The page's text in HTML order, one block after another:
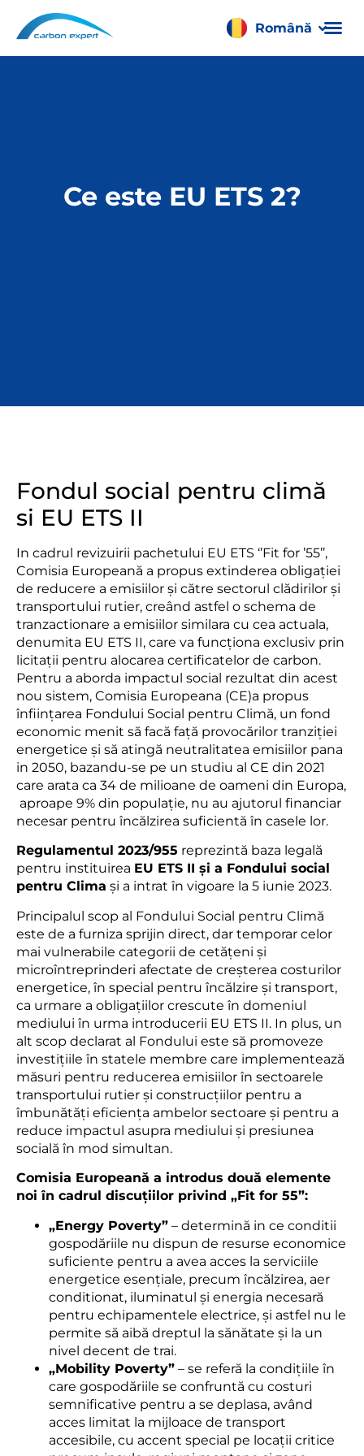
Română
Français
Ce este EU ETS 2?
Fondul social pentru climă
si EU ETS II
In cadrul revizuirii pachetului EU ETS ‘’Fit for ’55’’,
Comisia Europeană a propus extinderea obligației
de reducere a emisiilor și către sectorul clădirilor și
transportului rutier, creând astfel o schema de
tranzactionare a emisiilor similara cu cea actuala,
denumita EU ETS II, care va funcționa exclusiv prin
licitații pentru alocarea certificatelor de carbon.
Pentru a aborda impactul social rezultat din acest
nou sistem, Comisia Europeana (CE)a propus
înființarea Fondului Social pentru Climă, un fond
economic menit să facă față provocărilor tranziției
energetice și să atingă neutralitatea emisiilor pana
in 2050, bazandu-se pe un studiu al CE din 2021
care arata ca 34 de milioane de oameni din Europa,
aproape 9% din populație, nu au ajutorul financiar
necesar pentru încălzirea suficientă în casele lor.
Regulamentul 2023/955 reprezintă baza legală
pentru instituirea EU ETS II și a Fondului social
pentru Clima și a intrat în vigoare la 5 iunie 2023.
Principalul scop al Fondului Social pentru Climă
este de a furniza sprijin direct, dar temporar celor
mai vulnerabile categorii de cetățeni și
microîntreprinderi afectate de creșterea costurilor
energetice, în special pentru încălzire și transport,
ca urmare a obligațiilor crescute în domeniul
mediului în urma introducerii EU ETS II. In plus, un
alt scop declarat al Fondului este să promoveze
investițiile în statele membre care implementează
măsuri pentru reducerea emisiilor în sectoarele
transportului rutier și construcțiilor pentru a
îmbunătăți eficiența ambelor sectoare și pentru a
reduce impactul asupra mediului și presiunea
socială în mod simultan.
Comisia Europeană a introdus două elemente
noi în cadrul discuțiilor privind „Fit for 55”:
„Energy Poverty” – determină in ce conditii
gospodăriile nu dispun de resurse economice
suficiente pentru a avea acces la serviciile
energetice esențiale, precum încălzirea, aer
conditionat, iluminatul și energia necesară
pentru echipamentele electrice, și astfel nu le
permite să aibă dreptul la sănătate și la un
nivel decent de trai.
„Mobility Poverty” – se referă la condițiile în
care gospodăriile se confruntă cu costuri
semnificative pentru a se deplasa, având
acces limitat la mijloace de transport
accesibile, cu accent special pe locații critice